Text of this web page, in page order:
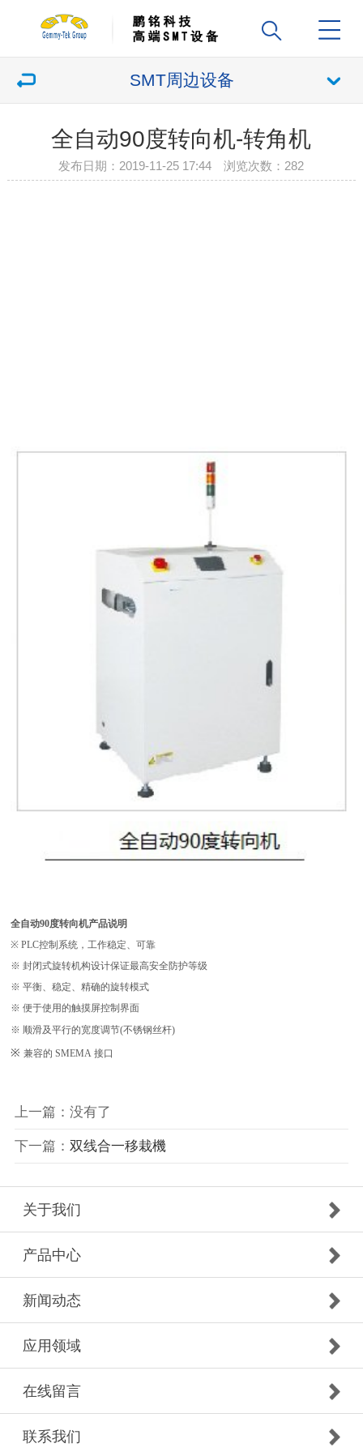
SMT周边设备
全自动90度转向机-转角机
发布日期：2019-11-25 17:44 浏览次数： 282
全自动90度转向机产品说明
※ PLC控制系统，工作稳定、可靠
※封闭式旋转机构设计保证最高安全防护等级
※平衡、稳定、精确的旋转模式
※便于使用的触摸屏控制界面
※顺滑及平行的宽度调节(不锈钢丝杆)
※兼容的 SMEMA接口
上一篇：没有了
下一篇： 双线合一移栽機
关于我们
产品中心
新闻动态
应用领域
在线留言
联系我们